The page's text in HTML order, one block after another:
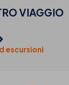
VIAGGIO
escursioni